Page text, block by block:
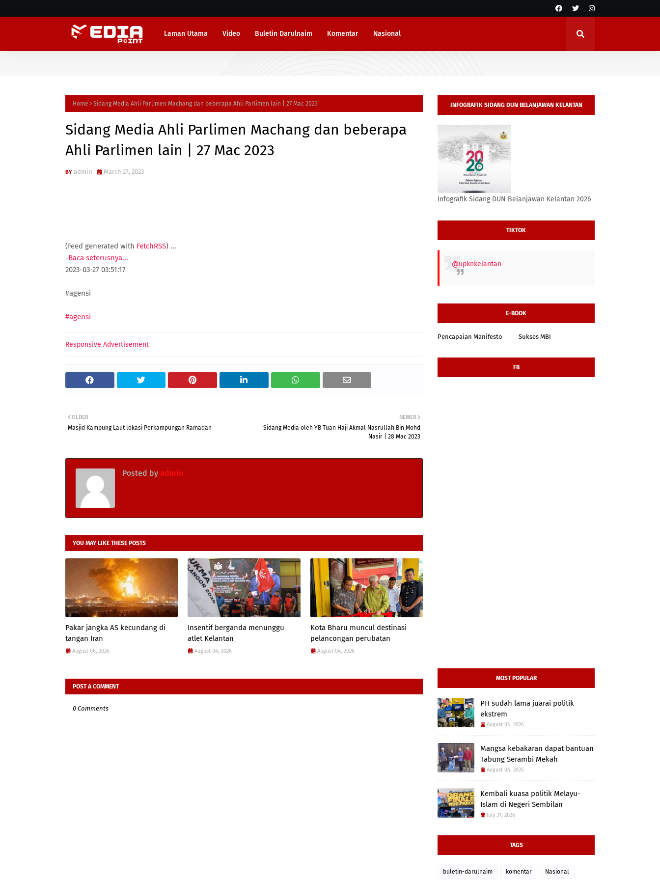
Laman Utama Video Buletin Darulnaim Komentar Nasional
Home Sidang Media Ahli Parlimen Machang dan beberapa Ahli Parlimen lain | 27 Mac 2023
Sidang Media Ahli Parlimen Machang dan beberapa
Ahli Parlimen lain | 27 Mac 2023
admin March 27, 2023
(Feed generated with FetchRSS) ...
-Baca seterusnya...
2023-03-27 03:51:17
#agensi
#agensi
Responsive Advertisement
NEWER
Sidang Media oleh YB Tuan Haji Akmal Nasrullah Bin Mohd
Nasir | 28 Mac 2023
OLDER
Masjid Kampung Laut lokasi Perkampungan Ramadan
Posted by admin
YOU MAY LIKE THESE POSTS
Pakar jangka AS kecundang di
tangan Iran
August 06, 2026
Insentif berganda menunggu
atlet Kelantan
August 04, 2026
Kota Bharu muncul destinasi
pelancongan perubatan
August 04, 2026
POST A COMMENT
0 Comments
INFOGRAFIK SIDANG DUN BELANJAWAN KELANTAN
2026
Infografik Sidang DUN Belanjawan Kelantan 2026
TIKTOK
@upknkelantan
E-BOOK
Pencapaian Manifesto Sukses MBI
FB
MOST POPULAR
PH sudah lama juarai politik
ekstrem
August 04, 2026
Mangsa kebakaran dapat bantuan
Tabung Serambi Mekah
August 04, 2026
Kembali kuasa politik Melayu-
Islam di Negeri Sembilan
July 31, 2026
TAGS
buletin-darulnaim komentar Nasional